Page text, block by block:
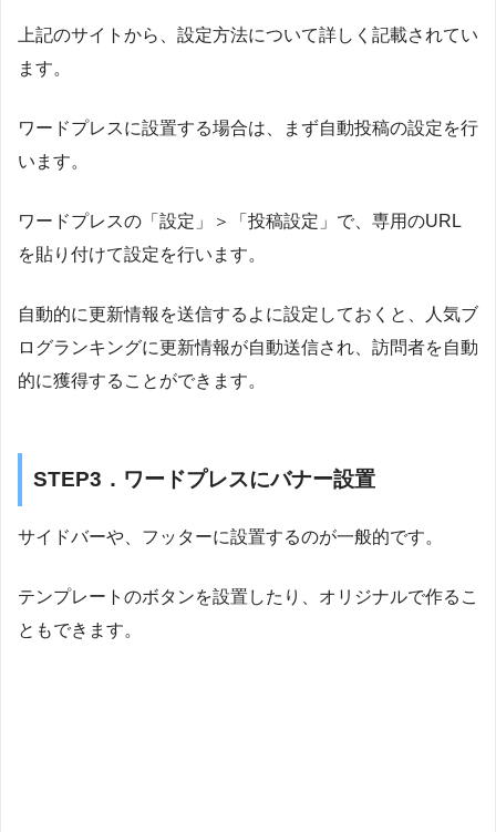
上記のサイトから、設定方法について詳しく記載されてい
ます。
ワードプレスに設置する場合は、まず自動投稿の設定を行
います。
ワードプレスの「設定」＞「投稿設定」で、専用のURL
を貼り付けて設定を行います。
自動的に更新情報を送信するよに設定しておくと、人気ブ
ログランキングに更新情報が自動送信され、訪問者を自動
的に獲得することができます。
STEP3．ワードプレスにバナー設置
サイドバーや、フッターに設置するのが一般的です。
テンプレートのボタンを設置したり、オリジナルで作るこ
ともできます。